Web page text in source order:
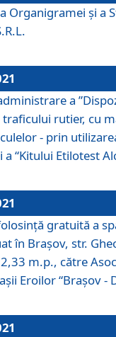
Organigramei şi a
a
rutier, cu
- prin
a “Kitului Etilotest
gratuită a
în Braşov, str.
m.p., către
Eroilor “Braşov -